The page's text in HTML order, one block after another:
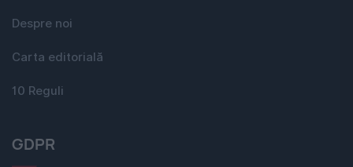
Despre noi
Carta editorială
10 Reguli
GDPR